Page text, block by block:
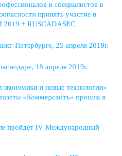
и специалистов в
принять участие в
+ RUSCADASEC
Петербурге, 25 апреля 2019г.
18 апреля 2019г.
и новые технологии»
«Коммерсантъ» прошла в
пройдёт IV Международный